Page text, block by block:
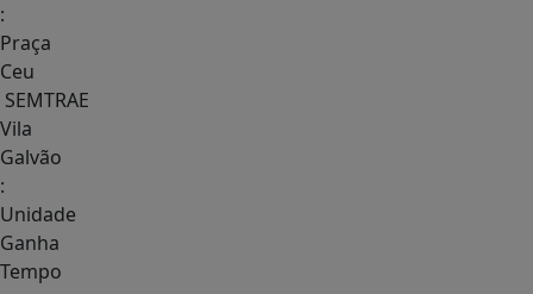
:
Praça
Ceu
SEMTRAE
Vila
Galvão
:
Unidade
Ganha
Tempo